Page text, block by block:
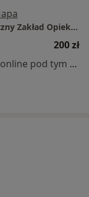
Przedsiębiorstwo Lecznicze Niepubliczny Zakład Opieki Zdrowotnej Mental Punkt sp. z o.o.
200 zł
Specjalista nie oferuje umawiania online pod tym adresem.